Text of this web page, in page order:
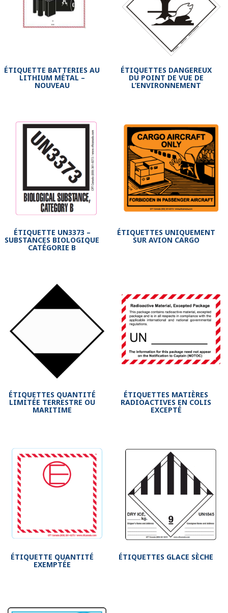
ÉTIQUETTE BATTERIES AU
LITHIUM MÉTAL –
NOUVEAU
ÉTIQUETTES DANGEREUX
DU POINT DE VUE DE
L’ENVIRONNEMENT
ÉTIQUETTE UN3373 –
SUBSTANCES BIOLOGIQUE
CATÉGORIE B
ÉTIQUETTES UNIQUEMENT
SUR AVION CARGO
ÉTIQUETTES QUANTITÉ
LIMITÉE TERRESTRE OU
MARITIME
ÉTIQUETTES MATIÈRES
RADIOACTIVES EN COLIS
EXCEPTÉ
ÉTIQUETTE QUANTITÉ
EXEMPTÉE
ÉTIQUETTES GLACE SÈCHE